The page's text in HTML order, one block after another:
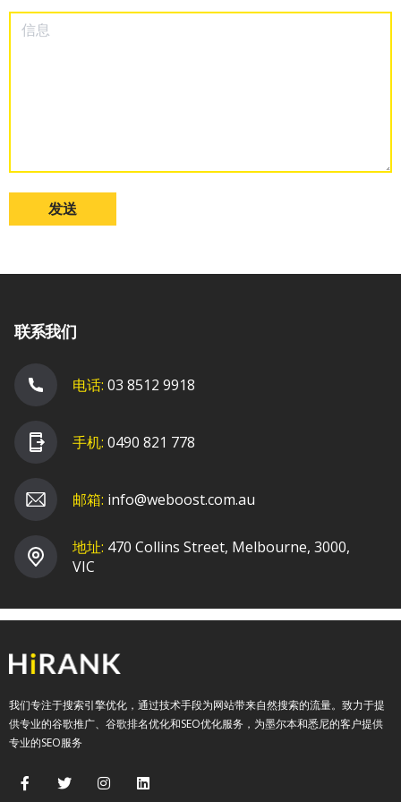
联系我们
电话: 03 8512 9918
手机: 0490 821 778
邮箱: info@weboost.com.au
地址: 470 Collins Street, Melbourne, 3000,
VIC
发送
我们专注于搜索引擎优化，通过技术手段为网站带来自然搜索的流量。致力于提
供专业的谷歌推广、谷歌排名优化和SEO优化服务，为墨尔本和悉尼的客户提供
专业的SEO服务